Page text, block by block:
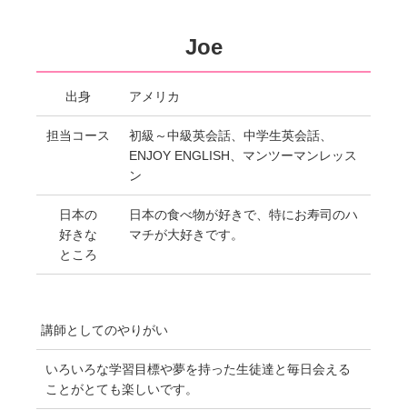
Joe
出身 アメリカ
担当コース
初級～中級英会話、中学生英会話、
ENJOY ENGLISH、マンツーマンレッス
ン
日本の
好きな
ところ
日本の食べ物が好きで、特にお寿司のハ
マチが大好きです。
講師としてのやりがい
いろいろな学習目標や夢を持った生徒達と毎日会える
ことがとても楽しいです。